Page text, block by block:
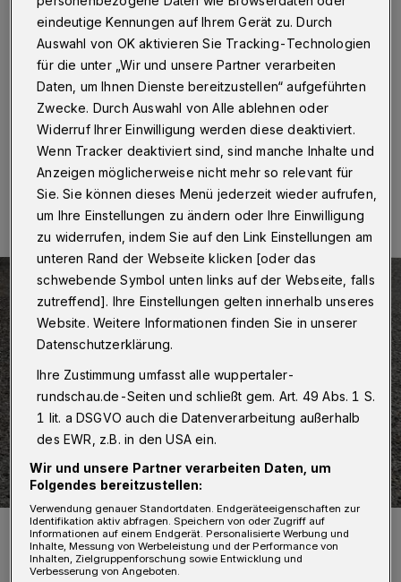
Wuppertal·Der Otto-Schell-Weg, die Zufahrt zur
Hardt, wird ab Montag (3. August 2020) saniert. Die
Arbeiten dauern etwa zwei Wochen und Kosten rund
95.000 Euro.
31.07.2020 , 07:00 Uhr Eine Minute Lesezeit
Symbolblld.
Foto: joffi
eindeutige Kennungen auf Ihrem Gerät zu. Durch
Auswahl von OK aktivieren Sie Tracking-Technologien
für die unter „Wir und unsere Partner verarbeiten
Daten, um Ihnen Dienste bereitzustellen“ aufgeführten
Zwecke. Durch Auswahl von Alle ablehnen oder
Widerruf Ihrer Einwilligung werden diese deaktiviert.
Wenn Tracker deaktiviert sind, sind manche Inhalte und
Anzeigen möglicherweise nicht mehr so relevant für
Sie. Sie können dieses Menü jederzeit wieder aufrufen,
um Ihre Einstellungen zu ändern oder Ihre Einwilligung
zu widerrufen, indem Sie auf den Link Einstellungen am
unteren Rand der Webseite klicken [oder das
schwebende Symbol unten links auf der Webseite, falls
zutreffend]. Ihre Einstellungen gelten innerhalb unseres
Website. Weitere Informationen finden Sie in unserer
Datenschutzerklärung.
Ihre Zustimmung umfasst alle wuppertaler-
rundschau.de-Seiten und schließt gem. Art. 49 Abs. 1 S.
1 lit. a DSGVO auch die Datenverarbeitung außerhalb
des EWR, z.B. in den USA ein.
Wir und unsere Partner verarbeiten Daten, um
Folgendes bereitzustellen:
Verwendung genauer Standortdaten. Endgeräteeigenschaften zur
Identifikation aktiv abfragen. Speichern von oder Zugriff auf
Informationen auf einem Endgerät. Personalisierte Werbung und
Inhalte, Messung von Werbeleistung und der Performance von
Inhalten, Zielgruppenforschung sowie Entwicklung und
Verbesserung von Angeboten.